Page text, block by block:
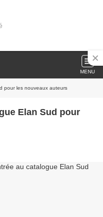
MENU
pour les nouveaux auteurs
Elan Sud pour